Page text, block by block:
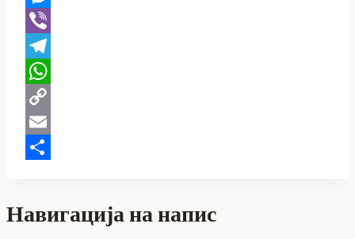
Messenger
Viber
Telegram
WhatsApp
Copy
Link
Email
Навигација на напис